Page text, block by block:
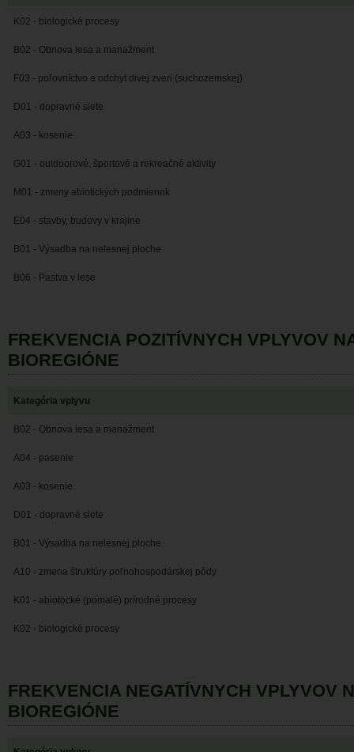
K02 - biologické procesy
B02 - Obnova lesa a manažment
F03 - poľovníctvo a odchyt divej zveri (suchozemskej)
D01 - dopravné siete
A03 - kosenie
G01 - outdoorové, športové a rekreačné aktivity
M01 - zmeny abiotických podmienok
E04 - stavby, budovy v krajine
B01 - Výsadba na nelesnej ploche
B06 - Pastva v lese
FREKVENCIA POZITÍVNYCH VPLYVOV
BIOREGIÓNE
Kategória vplyvu
B02 - Obnova lesa a manažment
A04 - pasenie
A03 - kosenie
D01 - dopravné siete
B01 - Výsadba na nelesnej ploche
A10 - zmena štruktúry poľnohospodárskej pôdy
K01 - abiotocké (pomalé) prírodné procesy
K02 - biologické procesy
FREKVENCIA NEGATÍVNYCH VPLYVOV
BIOREGIÓNE